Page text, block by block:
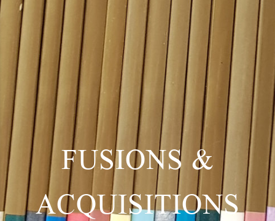
FUSIONS &
ACQUISITIONS